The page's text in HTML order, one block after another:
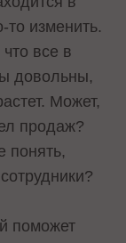
то изменить.
все в
довольны,
Может,
продаж?
понять,
поможет